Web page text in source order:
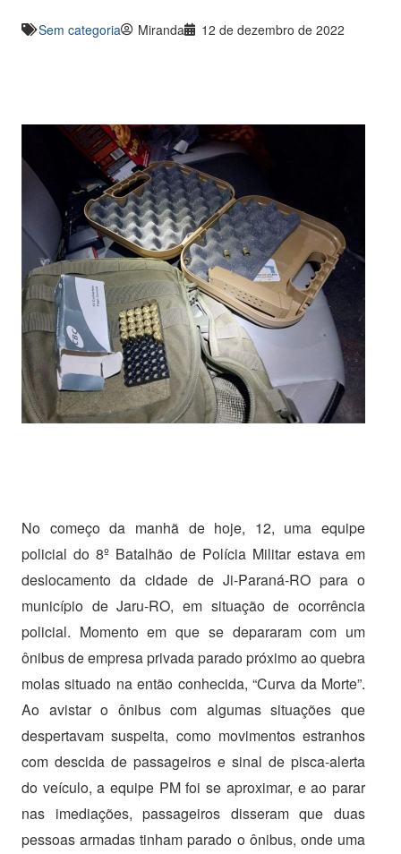
Sem categoria Miranda 12 de dezembro de 2022
No começo da manhã de hoje, 12, uma equipe
policial do 8º Batalhão de Polícia Militar estava em
deslocamento da cidade de Ji-Paraná-RO para o
município de Jaru-RO, em situação de ocorrência
policial. Momento em que se depararam com um
ônibus de empresa privada parado próximo ao quebra
molas situado na então conhecida, “Curva da Morte”.
Ao avistar o ônibus com algumas situações que
despertavam suspeita, como movimentos estranhos
com descida de passageiros e sinal de pisca-alerta
do veículo, a equipe PM foi se aproximar, e ao parar
nas imediações, passageiros disseram que duas
pessoas armadas tinham parado o ônibus, onde uma